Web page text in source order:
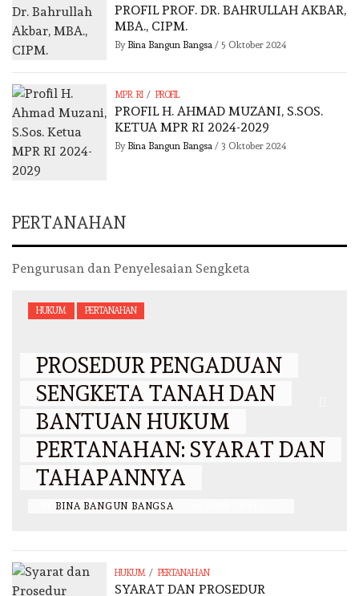
PROFIL PROF. DR. BAHRULLAH AKBAR,
MBA., CIPM.
By Bina Bangun Bangsa / 5 Oktober 2024
MPR RI / PROFIL
PROFIL H. AHMAD MUZANI, S.SOS.
KETUA MPR RI 2024-2029
By Bina Bangun Bangsa / 3 Oktober 2024
PERTANAHAN
Pengurusan dan Penyelesaian Sengketa
HUKUM PERTANAHAN
PROSEDUR PENGADUAN
SENGKETA TANAH DAN
BANTUAN HUKUM
PERTANAHAN: SYARAT DAN
TAHAPANNYA
BINA BANGUN BANGSA
HUKUM / PERTANAHAN
SYARAT DAN PROSEDUR